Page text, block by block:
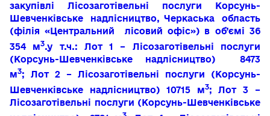
закупівлі Лісозаготівельні послуги Корсунь-
Шевченківське надлісництво, Черкаська область
(філія «Центральний лісовий офіс») в об’ємі 36
354 м3.у т.ч.: Лот 1 – Лісозаготівельні послуги
(Корсунь-Шевченківське надлісництво) 8473
м3; Лот 2 – Лісозаготівельні послуги (Корсунь-
Шевченківське надлісництво) 10715 м3; Лот 3 –
Лісозаготівельні послуги (Корсунь-Шевченківське